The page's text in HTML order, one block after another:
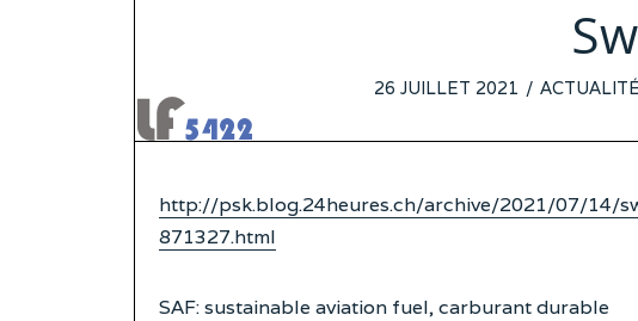
POSTED
26 JUILLET 2021 15
2021
http://psk.blog.24heures.ch/archive/2021/07/14/
871327.html
SAF: sustainable aviation fuel, carburant durable